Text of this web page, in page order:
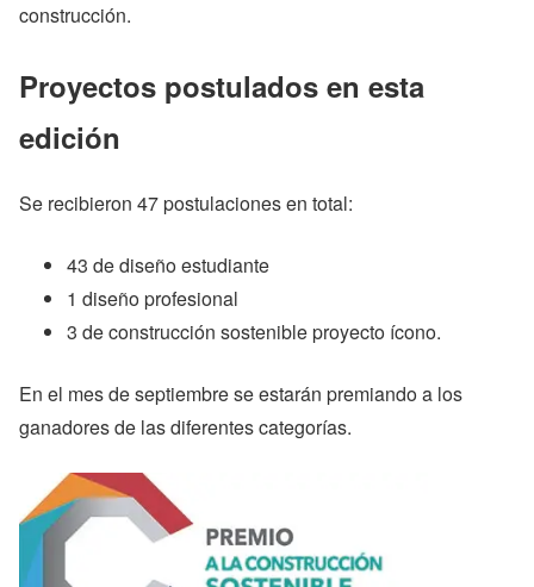
construcción.
Proyectos postulados en esta
edición
Se recibieron 47 postulaciones en total:
43 de diseño estudiante
1 diseño profesional
3 de construcción sostenible proyecto ícono.
En el mes de septiembre se estarán premiando a los
ganadores de las diferentes categorías.